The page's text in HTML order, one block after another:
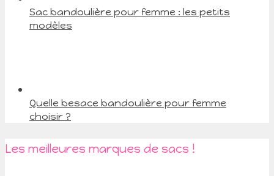
Sac bandoulière pour femme : les petits
modèles
Quelle besace bandoulière pour femme
choisir ?
Les meilleures marques de sacs !